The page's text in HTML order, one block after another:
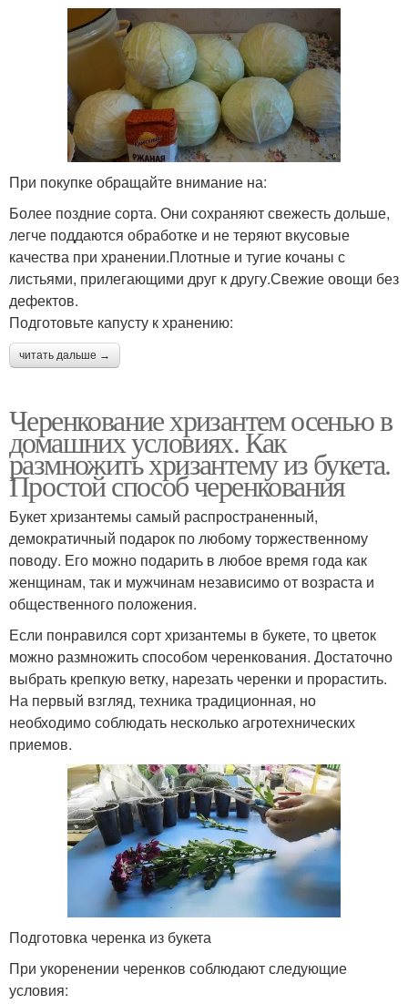
При покупке обращайте внимание на:
Более поздние сорта. Они сохраняют свежесть дольше,
легче поддаются обработке и не теряют вкусовые
качества при хранении.Плотные и тугие кочаны с
листьями, прилегающими друг к другу.Свежие овощи без
дефектов.
Подготовьте капусту к хранению:
читать дальше →
Черенкование хризантем осенью в
домашних условиях. Как
размножить хризантему из букета.
Простой способ черенкования
Букет хризантемы самый распространенный,
демократичный подарок по любому торжественному
поводу. Его можно подарить в любое время года как
женщинам, так и мужчинам независимо от возраста и
общественного положения.
Если понравился сорт хризантемы в букете, то цветок
можно размножить способом черенкования. Достаточно
выбрать крепкую ветку, нарезать черенки и прорастить.
На первый взгляд, техника традиционная, но
необходимо соблюдать несколько агротехнических
приемов.
Подготовка черенка из букета
При укоренении черенков соблюдают следующие
условия: